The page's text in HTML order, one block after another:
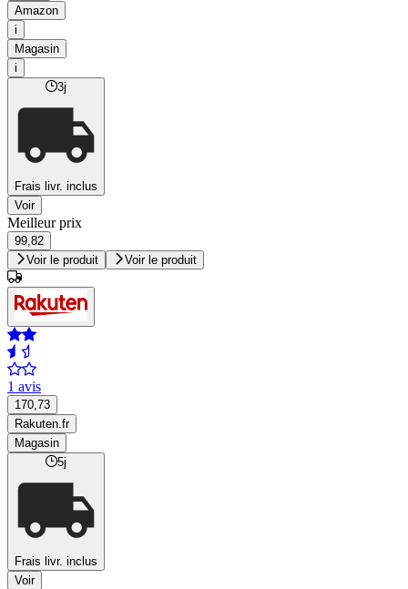
Amazon
i
Magasin
i
3j
Frais livr. inclus
Voir
Meilleur prix
99,82
Voir le produit
Voir le produit
1 avis
170,73
Rakuten.fr
Magasin
5j
Frais livr. inclus
Voir